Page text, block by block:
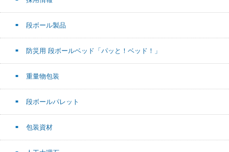
段ボール製品
防災用 段ボールベッド「パッと！ベッド！」
重量物包装
段ボールパレット
包装資材